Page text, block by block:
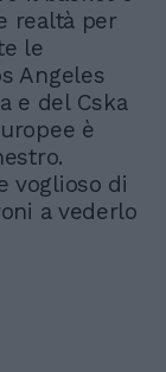
realtà per
le
Angeles
e del Cska
è
voglioso di
a vederlo